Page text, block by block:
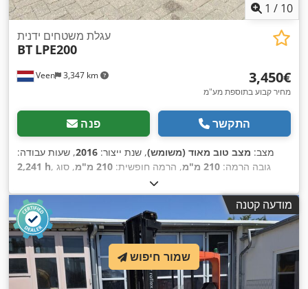
1 / 10
Veen 3,347 km
עגלת משטחים ידנית
BT LPE200
‏3,450 ‏€
מחיר קבוע בתוספת מע"מ
פנה התקשר
מצב: מצב טוב מאוד (משומש), שנת ייצור: 2016, שעות עבודה:
2,241 h
, גובה הרמה: 210 מ"מ , הרמה חופשית: 210 מ"מ
, סוג
1,150 מ"מ
כולל:1,300 מ"מ , צבע:אחר ,
מודעה קטנה
שמור חיפוש